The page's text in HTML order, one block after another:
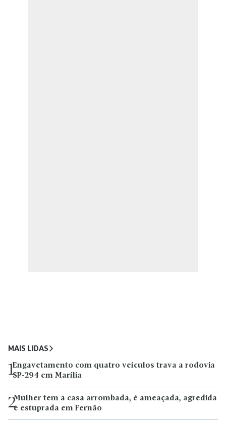
MAIS LIDAS
1Engavetamento com quatro veículos trava a rodovia
SP-294 em Marília
2Mulher tem a casa arrombada, é ameaçada, agredida
e estuprada em Fernão